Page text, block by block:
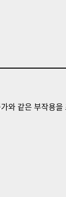
와 같은 부작용